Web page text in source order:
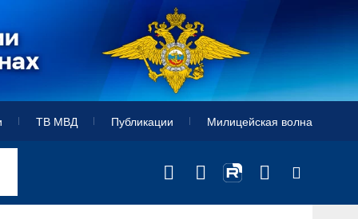
ТВ МВД Публикации Милицейская волна